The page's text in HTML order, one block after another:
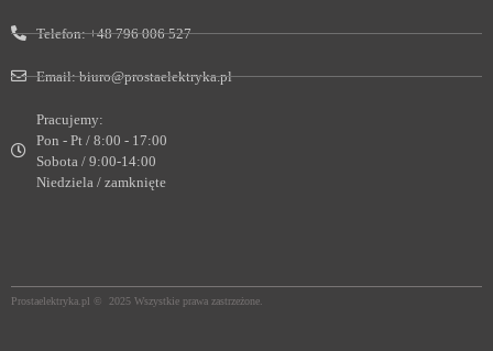
Telefon:+48 796 006 527
Email:biuro@prostaelektryka.pl
Pracujemy:
Pon - Pt / 8:00 - 17:00
Sobota / 9:00-14:00
Niedziela / zamknięte
Prostaelektryka.pl © 2025 Wszystkie prawa zastrzeżone.